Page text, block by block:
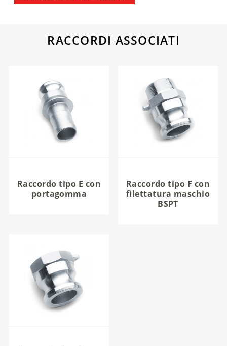
RACCORDI ASSOCIATI
Raccordo tipo E con
portagomma
Raccordo tipo F con
filettatura maschio
BSPT